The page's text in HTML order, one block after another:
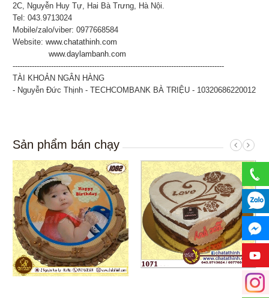
2C, Nguyễn Huy Tự, Hai Bà Trưng, Hà Nội.
Tel: 043.9713024
Mobile/zalo/viber: 0977668584
Website:www.chatathinh.com
www.daylambanh.com
----------------------------------------------------------------------------------------
TÀI KHOẢN NGÂN HÀNG
- Nguyễn Đức Thịnh - TECHCOMBANK BÀ TRIỆU - 10320686220012
Sản phẩm bán chạy